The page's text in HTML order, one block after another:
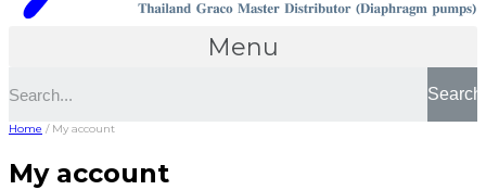
Menu
Search
Home / My account
My account